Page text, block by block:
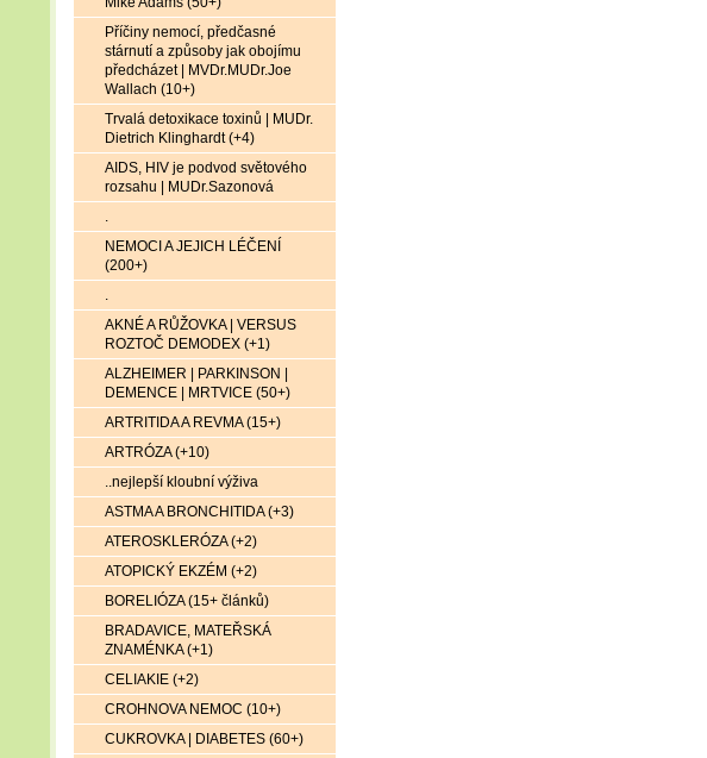
Příčiny nemocí, předčasné
stárnutí a způsoby jak obojímu
předcházet | MVDr.MUDr.Joe
Wallach (10+)
Trvalá detoxikace toxinů | MUDr.
Dietrich Klinghardt (+4)
AIDS, HIV je podvod světového
rozsahu | MUDr.Sazonová
.
NEMOCI A JEJICH LÉČENÍ
(200+)
.
AKNÉ A RŮŽOVKA | VERSUS
ROZTOČ DEMODEX (+1)
ALZHEIMER | PARKINSON |
DEMENCE | MRTVICE (50+)
ARTRITIDA A REVMA (15+)
ARTRÓZA (+10)
..nejlepší kloubní výživa
ASTMA A BRONCHITIDA (+3)
ATEROSKLERÓZA (+2)
ATOPICKÝ EKZÉM (+2)
BORELIÓZA (15+ článků)
BRADAVICE, MATEŘSKÁ
ZNAMÉNKA (+1)
CELIAKIE (+2)
CROHNOVA NEMOC (10+)
CUKROVKA | DIABETES (60+)